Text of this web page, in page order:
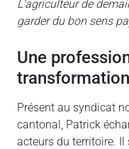
L’agriculteur de
garder du bon sens
une profession engagée dans les
Présent au syndicat
cantonal, Patrick
acteurs du territoire. Il